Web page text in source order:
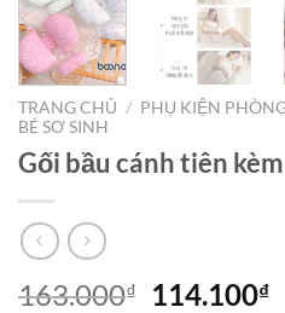
TRANG CHỦ / PHỤ KIỆN
BÉ SƠ SINH
Gối bầu cánh tiên
163.000₫ 114.100₫